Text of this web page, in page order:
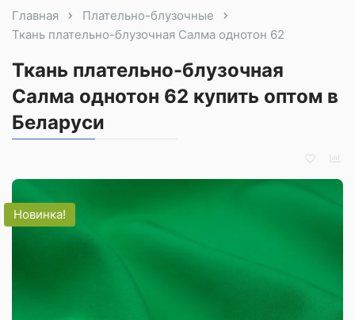
Главная
Плательно-блузочные
Ткань плательно-блузочная Салма однотон 62
Ткань плательно-блузочная
Салма однотон 62 купить оптом в
Беларуси
Новинка!